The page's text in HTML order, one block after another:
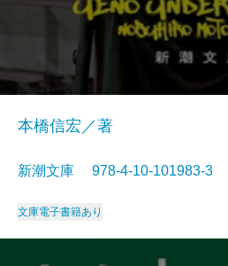
本橋信宏／著
新潮文庫 978-4-10-101983-
文庫電子書籍あり